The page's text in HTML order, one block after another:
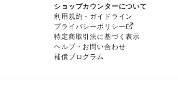
ショップカウンターについて
利用規約・ガイドライン
プライバシーポリシー
特定商取引法に基づく表示
ヘルプ・お問い合わせ
補償プログラム